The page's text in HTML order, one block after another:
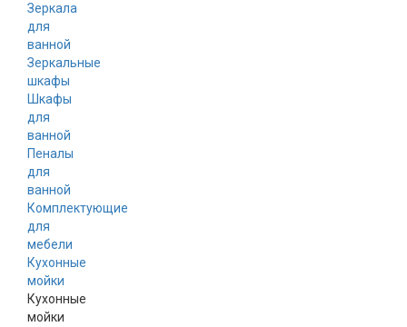
Зеркала
для
ванной
Зеркальные
шкафы
Шкафы
для
ванной
Пеналы
для
ванной
Комплектующие
для
мебели
Кухонные
мойки
Кухонные
мойки